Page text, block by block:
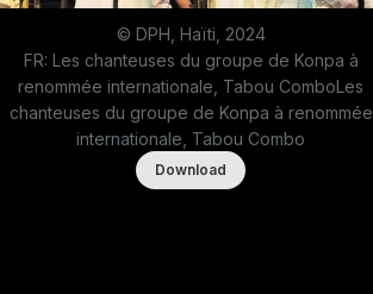
© DPH, Haïti, 2024
FR: Les chanteuses du groupe de Konpa à
renommée internationale, Tabou ComboLes
chanteuses du groupe de Konpa à renommée
internationale, Tabou Combo
Download